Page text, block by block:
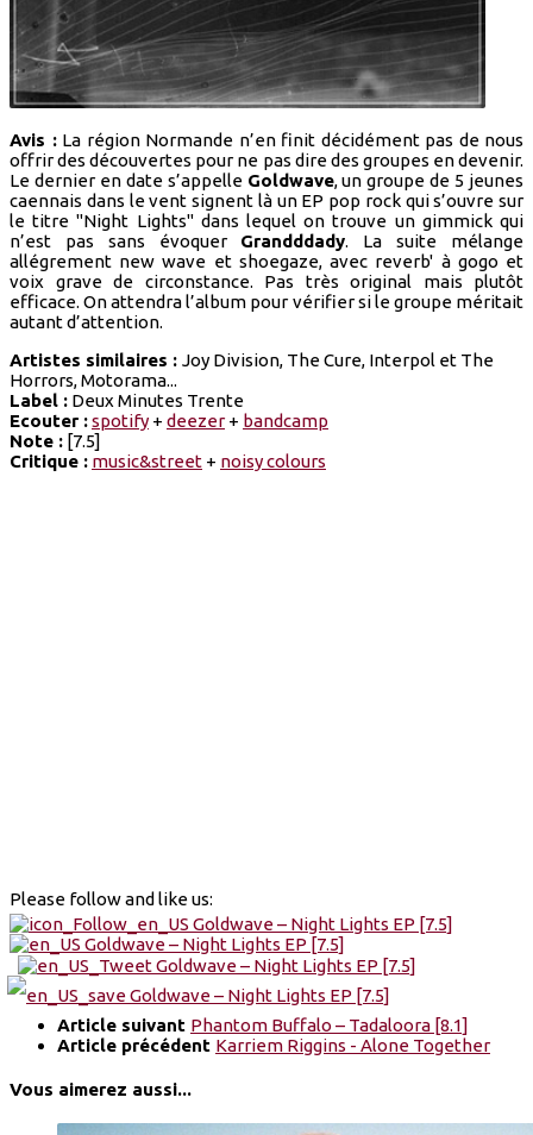
Avis :La région Normande n’en finit décidément pas de nous
offrir des découvertes pour ne pas dire des groupes en devenir.
Le dernier en date s’appelle Goldwave, un groupe de 5 jeunes
caennais dans le vent signent là un EP pop rock qui s’ouvre sur
le titre "Night Lights" dans lequel on trouve un gimmick qui
n’est pas sans évoquer Grandddady. La suite mélange
allégrement new wave et shoegaze, avec reverb' à gogo et
voix grave de circonstance. Pas très original mais plutôt
efficace. On attendra l’album pour vérifier si le groupe méritait
autant d’attention.
Artistes similaires : Joy Division, The Cure, Interpol et The
Horrors, Motorama...
Label : Deux Minutes Trente
Ecouter :spotify + deezer+ bandcamp
Note : [7.5]
Critique : music&street + noisy colours
Please follow and like us:
Article suivant Phantom Buffalo – Tadaloora [8.1]
Article précédent Karriem Riggins - Alone Together
Vous aimerez aussi...